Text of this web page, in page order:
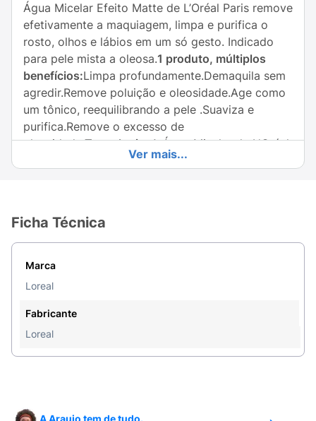
Água Micelar Efeito Matte de L’Oréal Paris remove
efetivamente a maquiagem, limpa e purifica o
rosto, olhos e lábios em um só gesto. Indicado
para pele mista a oleosa.1 produto, múltiplos
benefícios:Limpa profundamente.Demaquila sem
agredir.Remove poluição e oleosidade.Age como
um tônico, reequilibrando a pele .Suaviza e
purifica.Remove o excesso de
oleosidade.Tecnologia:A Água Micelar de L'Oréal
Paris é composta por partículas chamadas de
Oftalmologicamente e dermatologicamente
testado.Ingredientes:"AQUA / WATER, HEXYLENE
GLYCOL, GLYCERIN, DISODIUM EDTA, ALCOHOL,
DISODIUM COCOAMPHODIACETATE,
BHT. FIL: B249017/0" Fatores Nutricionais: "AQUA
/ WATER, HEXYLENE GLYCOL, GLYCERIN,
Ver mais...
Ficha Técnica
Marca
Loreal
Fabricante
Loreal
A Araujo tem de tudo.